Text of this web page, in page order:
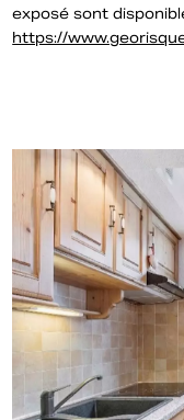
exposé sont
https://